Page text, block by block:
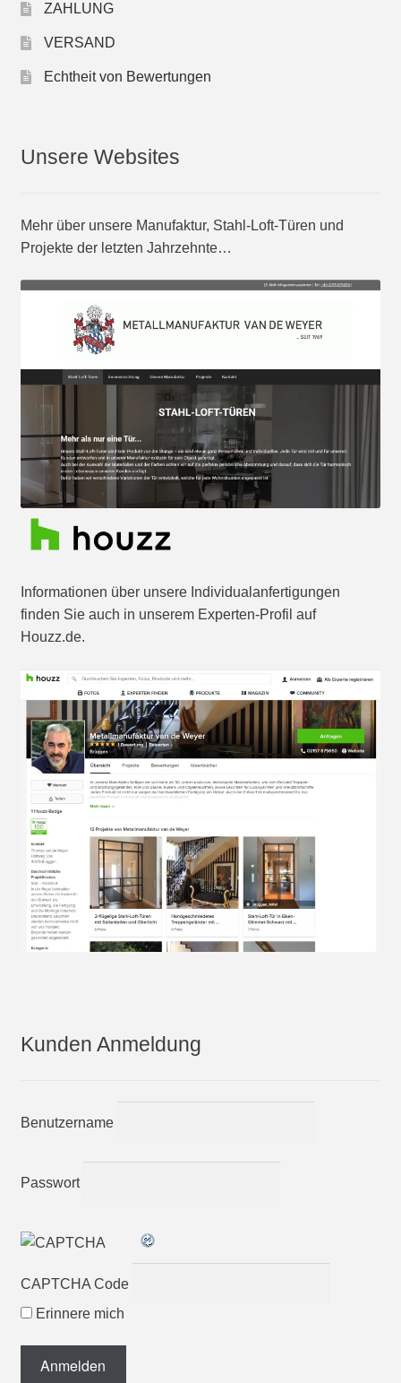
ZAHLUNG
VERSAND
Echtheit von Bewertungen
Unsere Websites
Mehr über unsere Manufaktur, Stahl-Loft-Türen und
Projekte der letzten Jahrzehnte…
Informationen über unsere Individualanfertigungen
finden Sie auch in unserem Experten-Profil auf
Houzz.de.
Kunden Anmeldung
Benutzername
Passwort
CAPTCHA Code
Erinnere mich